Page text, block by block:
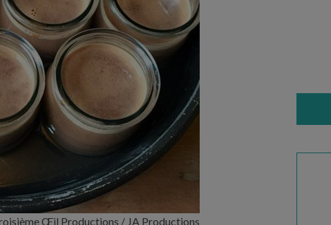
Œil Productions / JA Productions